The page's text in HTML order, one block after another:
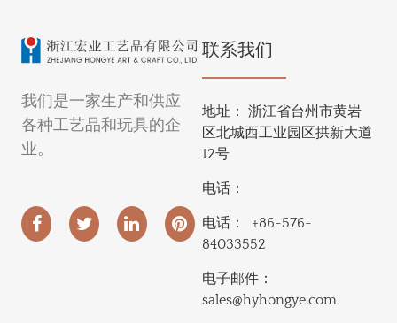
我们是一家生产和供应
各种工艺品和玩具的企
业。
联系我们
地址：浙江省台州市黄岩
区北城西工业园区拱新大道
12号
电话：
电话：
+86-576-
84033552
电子邮件：
sales@hyhongye.com